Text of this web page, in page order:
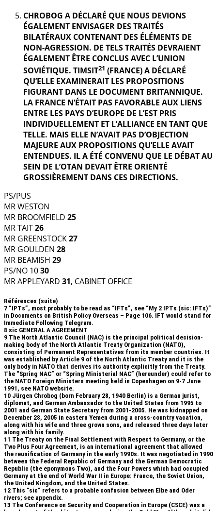
CHROBOG A DÉCLARÉ QUE NOUS DEVIONS
ÉGALEMENT ENVISAGER DES TRAITÉS
BILATÉRAUX CONTENANT DES ÉLÉMENTS DE
NON-AGRESSION. DE TELS TRAITÉS DEVRAIENT
ÉGALEMENT ÊTRE CONCLUS AVEC L’UNION
SOVIÉTIQUE. TIMSIT21 (FRANCE) A DÉCLARÉ
QU’ELLE EXAMINERAIT LES PROPOSITIONS
FIGURANT DANS LE DOCUMENT BRITANNIQUE.
LA FRANCE N’ÉTAIT PAS FAVORABLE AUX LIENS
ENTRE LES PAYS D’EUROPE DE L’EST PRIS
INDIVIDUELLEMENT ET L’ALLIANCE EN TANT QUE
TELLE. MAIS ELLE N’AVAIT PAS D’OBJECTION
MAJEURE AUX PROPOSITIONS QU’ELLE AVAIT
ENTENDUES. IL A ÉTÉ CONVENU QUE LE DÉBAT AU
SEIN DE L’OTAN DEVAIT ÊTRE ORIENTÉ
GROSSIÈREMENT DANS CES DIRECTIONS.
PS/PUS
MR WESTON
MR BROOMFIELD 25
MR TAIT26
MR GREENSTOCK27
MR GOULDEN 28
MR BEAMISH 29
PS/NO 1030
MR APPLEYARD 31, CABINET OFFICE
Références (suite)
7 “IPTs”, most probably to be read as “IFTs”, see “My 2 IPTs (sic: IFTs)”
in Documents on British Policy Overseas – Page 106. IFT would stand for
Immediate Following Telegram.
8 sic GENERAL A AGREEMENT
9 The North Atlantic Council (NAC) is the principal political decision-
making body of the North Atlantic Treaty Organization (NATO),
consisting of Permanent Representatives from its member countries. It
was established by Article 9 of the North Atlantic Treaty and it is the
only body in NATO that derives its authority explicitly from the Treaty.
The “Spring NAC” or “Spring Ministerial NAC” (hereunder) could refer to
the NATO Foreign Ministers meeting held in Copenhagen on 9-7 June
1991, see NATO website.
10 Jürgen Chrobog (born February 28, 1940 Berlin) is a German jurist,
diplomat, and German Ambassador to the United States from 1995 to
2001 and German State Secretary from 2001-2005. He was kidnapped on
December 28, 2005 in eastern Yemen during a cross-country vacation,
along with his wife and three grown sons, and released three days later
along with his family.
11 The Treaty on the Final Settlement with Respect to Germany, or the
Two Plus Four Agreement, is an international agreement that allowed
the reunification of Germany in the early 1990s. It was negotiated in 1990
between the Federal Republic of Germany and the German Democratic
Republic (the eponymous Two), and the Four Powers which had occupied
Germany at the end of World War II in Europe: France, the Soviet Union,
the United Kingdom, and the United States.
12 This “sic” refers to a probable confusion between Elbe and Oder
rivers; see appendix.
13 The Conference on Security and Cooperation in Europe (CSCE) was a